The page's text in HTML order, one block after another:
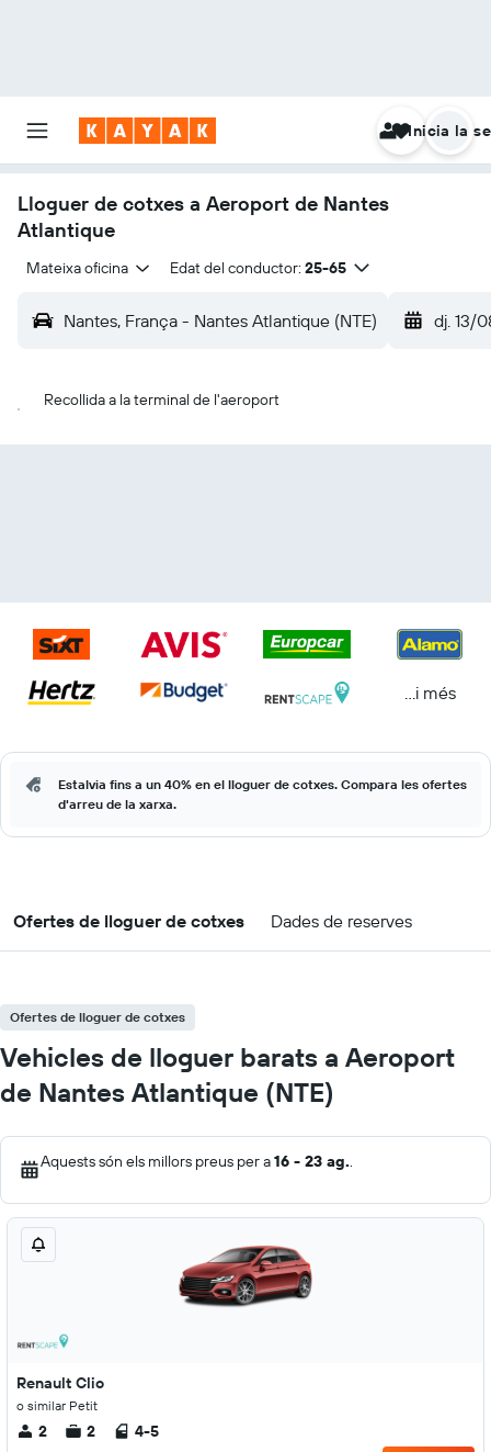
Inicia la
Lloguer de cotxes a Aeroport de Nantes
Atlantique
Mateixa oficina Edat del conductor: 25-65
Nantes, França - Nantes Atlantique (NTE) dj. 13/
Recollida a la terminal de l'aeroport
...i més
Estalvia fins a un 40% en el lloguer de cotxes. Compara les ofertes
d'arreu de la xarxa.
Ofertes de lloguer de cotxes Dades de reserves
Ofertes de lloguer de cotxes
Vehicles de lloguer barats a Aeroport
de Nantes Atlantique (NTE)
Aquests són els millors preus per a16 - 23 ag..
Renault Clio
o similar Petit
2 2 4-5